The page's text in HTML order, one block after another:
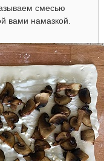
смесью
вами намазкой.